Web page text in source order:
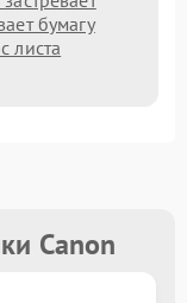
бумагу
листа
Canon